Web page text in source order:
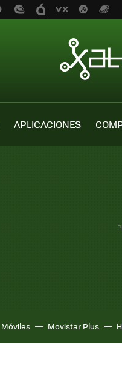
APLICACIONES
Móviles Movistar Plus